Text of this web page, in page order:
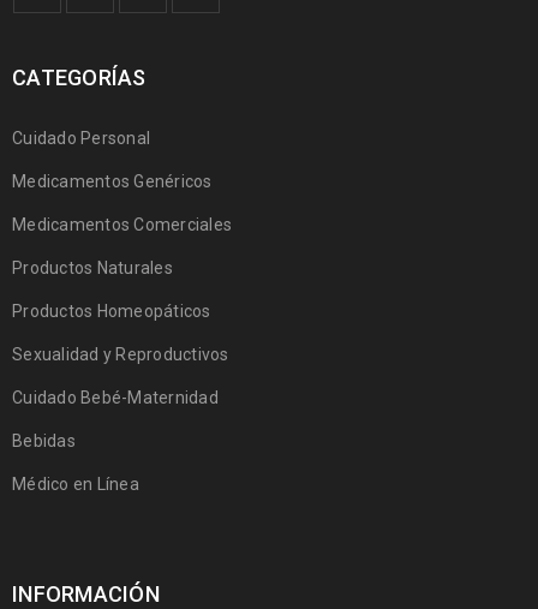
CATEGORÍAS
Cuidado Personal
Medicamentos Genéricos
Medicamentos Comerciales
Productos Naturales
Productos Homeopáticos
Sexualidad y Reproductivos
Cuidado Bebé-Maternidad
Bebidas
Médico en Línea
INFORMACIÓN